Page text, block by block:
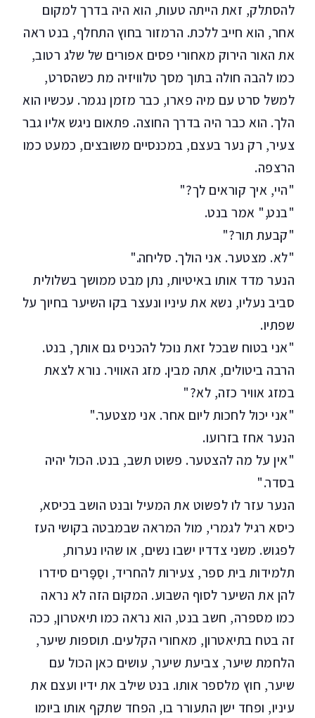
להסתלק, זאת הייתה טעות, הוא היה בדרך למקום
אחר, הוא חייב ללכת. הרמזור בחוץ התחלף, בנט ראה
את האור הירוק מאחורי פסים אפורים של שלג רטוב,
כמו להבה חולה בתוך מסך טלוויזיה מת כשהסרט,
למשל סרט עם מיה פארו, כבר מזמן נגמר. עכשיו הוא
הלך. הוא כבר היה בדרך החוצה. פתאום ניגש אליו גבר
צעיר, רק נער בעצם, במכנסיים משובצים, כמעט כמו
הרצפה.
"היי, איך קוראים לך?"
"בנט," אמר בנט.
"קבעת תור?"
"לא. מצטער. אני הולך. סליחה."
הנער מדד אותו באיטיות, נתן מבט ממושך בשלולית
סביב נעליו, נשא את עיניו ונעצר בקו השיער בחיוך על
שפתיו.
"אני בטוח שבכל זאת נוכל להכניס גם אותך, בנט.
הרבה ביטולים, אתה מבין. מזג האוויר. נורא לצאת
במזג אוויר כזה, לא?"
"אני יכול לחכות ליום אחר. אני מצטער."
הנער אחז בזרועו.
"אין על מה להצטער. פשוט תשב, בנט. הכול יהיה
בסדר."
הנער עזר לו לפשוט את המעיל ובנט הושב בכיסא,
כיסא רגיל לגמרי, מול המראה שבמבטה בקושי העז
לפגוש. משני צדדיו ישבו נשים, או שהיו נערות,
תלמידות בית ספר, צעירות להחריד, וסַפָּרים סידרו
להן את השיער לסוף השבוע. המקום הזה לא נראה
כמו מספרה, חשב בנט, הוא נראה כמו תיאטרון, ככה
זה בטח בתיאטרון, מאחורי הקלעים. תוספות שיער,
הלחמת שיער, צביעת שיער, עושים כאן הכול עם
שיער, חוץ מלספר אותו. בנט שילב את ידיו ועצם את
עיניו, ופחד ישן התעורר בו, הפחד שתקף אותו ביומו